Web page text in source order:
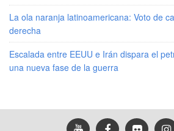
La ola naranja latinoamericana: Voto de
derecha
Escalada entre EEUU e Irán dispara el
una nueva fase de la guerra